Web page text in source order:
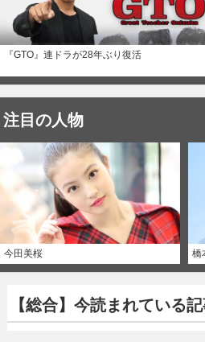
『GTO』連ドラが28年ぶり復活
注目の人物
今田美桜 橋
【総合】今読まれている